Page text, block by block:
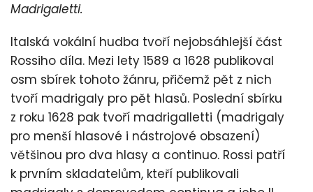
Madrigaletti.
Italská vokální hudba tvoří nejobsáhlejší část
Rossiho díla. Mezi lety 1589 a 1628 publikoval
osm sbírek tohoto žánru, přičemž pět z nich
tvoří madrigaly pro pět hlasů. Poslední sbírku
z roku 1628 pak tvoří madrigalletti (madrigaly
pro menší hlasové i nástrojové obsazení)
většinou pro dva hlasy a continuo. Rossi patří
k prvním skladatelům, kteří publikovali